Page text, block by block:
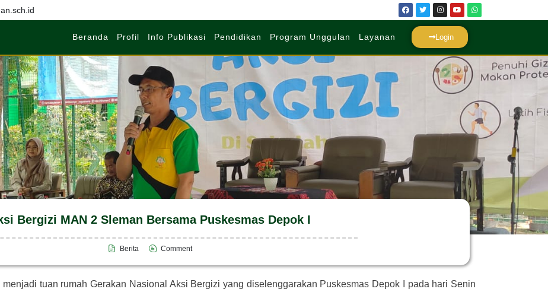
Beranda Profil Info Publikasi Pendidikan Program Unggulan Layanan Login
Bergizi MAN 2 Sleman Bersama Puskesmas Depok I
Berita Comment
tuan rumah Gerakan Nasional Aksi Bergizi yang diselenggarakan Puskesmas Depok I pada hari Senin